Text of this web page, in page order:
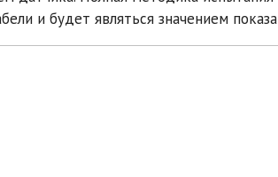
и будет являться значением